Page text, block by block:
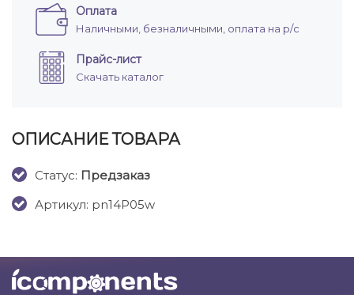
Оплата
Наличными, безналичными, оплата на р/с
Прайс-лист
Скачать каталог
ОПИСАНИЕ ТОВАРА
Cтатус: Предзаказ
Артикул: pn14P05w